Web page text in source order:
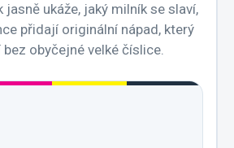
jasně ukáže, jaký milník se slaví,
přidají originální nápad, který
obyčejné velké číslice.